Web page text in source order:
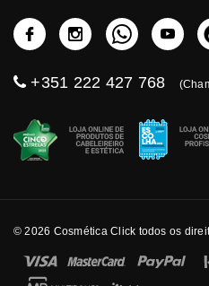
+351 222 427 768
© 2026 Cosmética Click todos os